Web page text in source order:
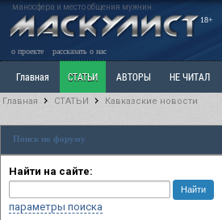
маносфера и место общения мужчин
18+
о проекте рассказать о нас
Главная СТАТЬИ АВТОРЫ НЕ ЧИТАЛ
РАЗДЕЛ: Разное
Главная СТАТЬИ Кавказские новости
Поиск по форуму
Найти на сайте:
параметры поиска